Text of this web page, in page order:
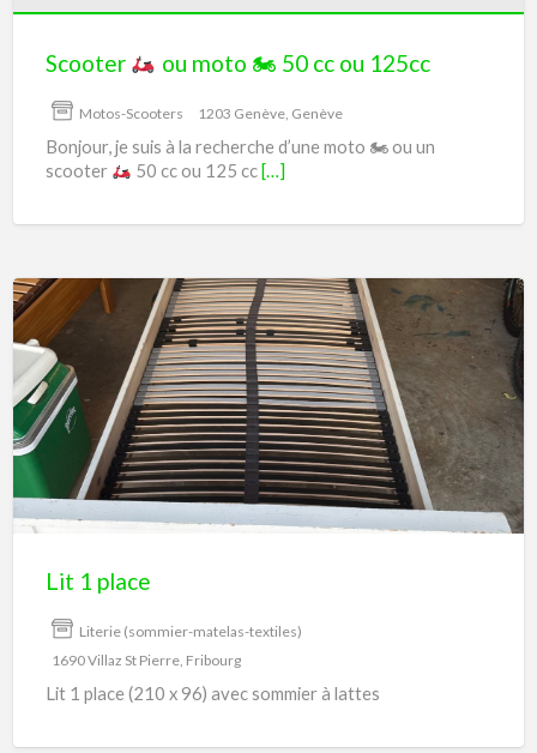
cc
125cc
Scooter ou moto 🏍 50 cc ou 125cc
Motos-Scooters 1203 Genève, Genève
Bonjour, je suis à la recherche d’une moto 🏍 ou un
scooter
50 cc ou 125 cc[…]
Lit
1
place
Lit 1 place
Literie (sommier-matelas-textiles)
1690 Villaz St Pierre, Fribourg
Lit 1 place (210 x 96) avec sommier à lattes